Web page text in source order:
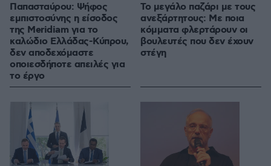
Παπασταύρου: Ψήφος
εμπιστοσύνης η είσοδος
της Meridiam για το
καλώδιο Ελλάδας-Κύπρου,
δεν αποδεχόμαστε
οποιεσδήποτε απειλές για
το έργο
Το μεγάλο παζάρι με τους
ανεξάρτητους: Με ποια
κόμματα φλερτάρουν οι
βουλευτές που δεν έχουν
στέγη